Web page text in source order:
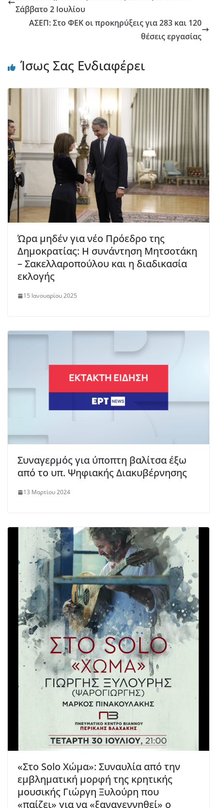
Σάββατο 2 Ιουλίου
ΑΣΕΠ: Στο ΦΕΚ οι προκηρύξεις για 283 και 120
θέσεις εργασίας
Ίσως Σας Ενδιαφέρει
Ώρα μηδέν για νέο Πρόεδρο της
Δημοκρατίας: Η συνάντηση Μητσοτάκη
– Σακελλαροπούλου και η διαδικασία
εκλογής
15 Ιανουαρίου 2025
Συναγερμός για ύποπτη βαλίτσα έξω
από το υπ. Ψηφιακής Διακυβέρνησης
13 Μαρτίου 2024
«Στο Solo Χώμα»: Συναυλία από την
εμβληματική μορφή της κρητικής
μουσικής Γιώργη Ξυλούρη που
«παίζει» για να «ξαναγεννηθεί» ο